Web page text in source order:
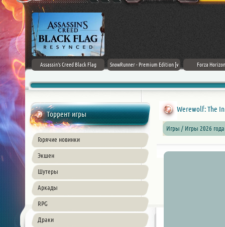
Ages
Assassin's Creed Black Flag
SnowRunner - Premium Edition [v
Forza
Торрент игры
Горячие новинки
Экшен
Шутеры
Аркады
RPG
Драки
Werewolf: The
Игры / Игры 2026